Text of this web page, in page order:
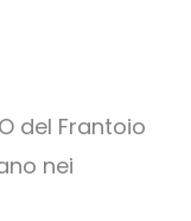
del Frantoio
nei